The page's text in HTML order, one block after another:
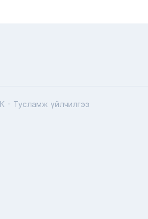
- Тусламж үйлчилгээ